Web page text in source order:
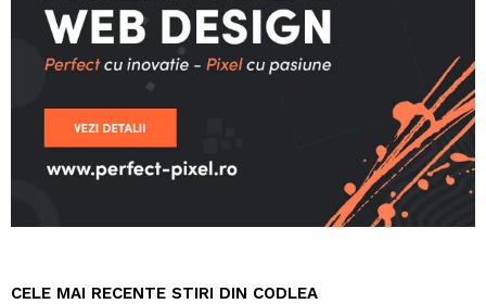
CELE MAI RECENTE STIRI DIN CODLEA